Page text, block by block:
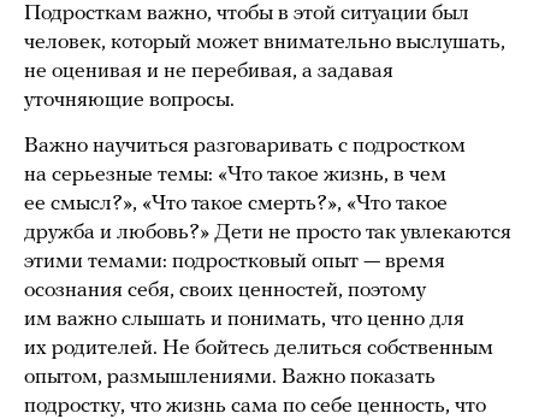
Подросткам важно, чтобы в этой ситуации был
человек, который может внимательно выслушать,
не оценивая и не перебивая, а задавая
уточняющие вопросы.
Важно научиться разговаривать с подростком
на серьезные темы: «Что такое жизнь, в чем
ее смысл?», «Что такое смерть?», «Что такое
дружба и любовь?» Дети не просто так увлекаются
этими темами: подростковый опыт — время
осознания себя, своих ценностей, поэтому
им важно слышать и понимать, что ценно для
их родителей. Не бойтесь делиться собственным
опытом, размышлениями. Важно показать
подростку, что жизнь сама по себе ценность, что